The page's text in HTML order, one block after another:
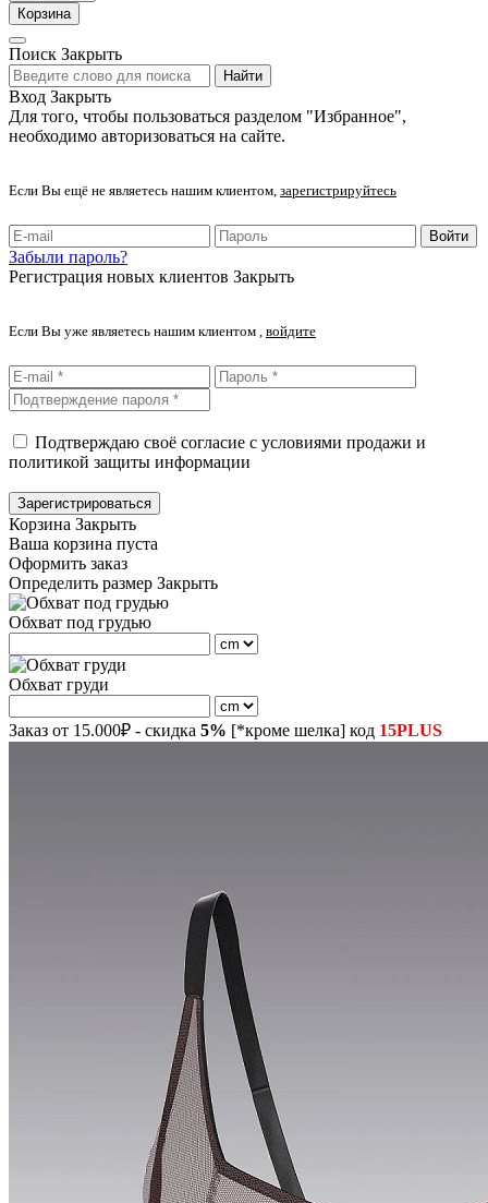
Корзина
Поиск Закрыть
Найти
Вход Закрыть
Для того, чтобы пользоваться разделом "Избранное",
необходимо авторизоваться на сайте.
Если Вы ещё не являетесь нашим клиентом, зарегистрируйтесь
Войти
Забыли пароль?
Регистрация новых клиентов Закрыть
Если Вы уже являетесь нашим клиентом , войдите
Подтверждаю своё согласие с условиями продажи и
политикой защиты информации
Зарегистрироваться
Корзина Закрыть
Ваша корзина пуста
Оформить заказ
Определить размер Закрыть
Обхват под грудью
Обхват груди
Заказ от 15.000₽ - скидка 5% [*кроме шелка] код 15PLUS